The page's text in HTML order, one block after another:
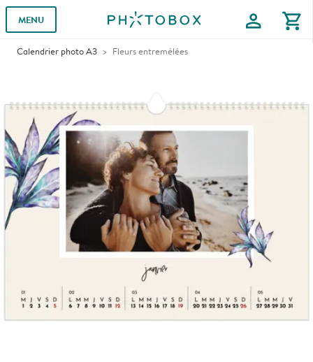
MENU profile shopping_cart
Calendrier photo A3 Fleurs entremélées